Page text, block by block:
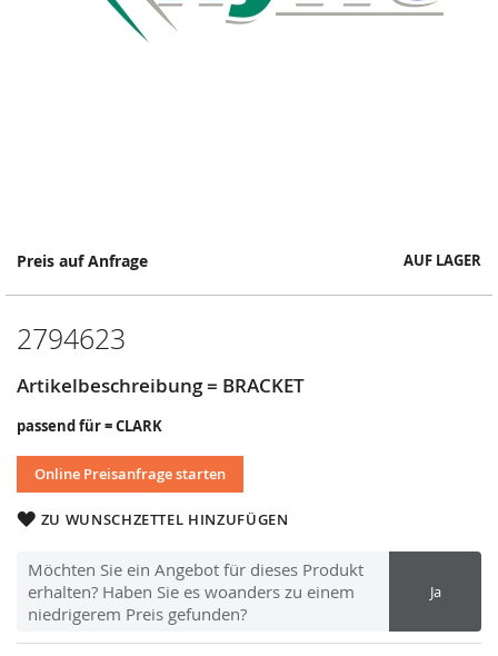
Preis auf Anfrage AUF LAGER
2794623
Artikelbeschreibung = BRACKET
passend für = CLARK
Online Preisanfrage starten
ZU WUNSCHZETTEL HINZUFÜGEN
Möchten Sie ein Angebot für dieses Produkt
erhalten? Haben Sie es woanders zu einem
niedrigerem Preis gefunden?
Ja
Springe
Anfang
Bildergalerie